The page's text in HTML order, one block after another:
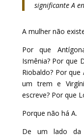
significante A
A mulher não
Por que
Ismênia? Por que
Riobaldo? Por
um trem e
escreve? Por que
Porque não há A.
De um lado da